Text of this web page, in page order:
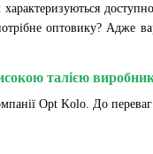
оптовику? Адже
талією
Opt Kolo. До